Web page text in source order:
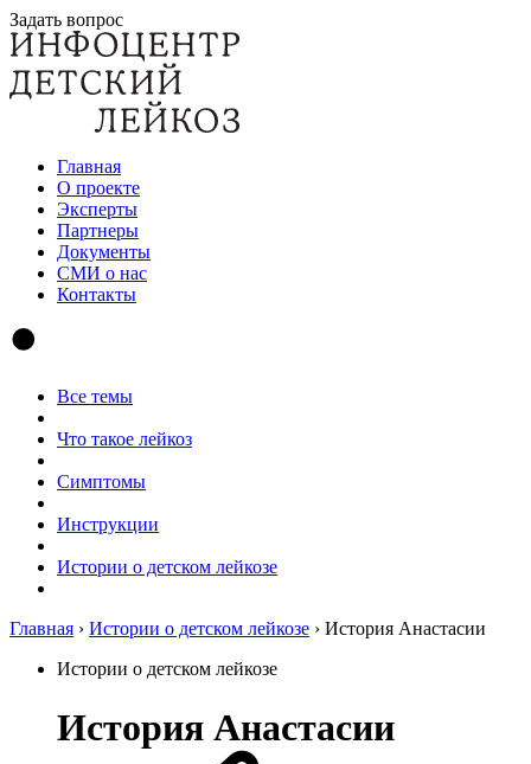
Задать вопрос
Главная
О проекте
Эксперты
Партнеры
Документы
СМИ о нас
Контакты
Все темы
Что такое лейкоз
Симптомы
Инструкции
Истории о детском лейкозе
Главная › Истории о детском лейкозе › История Анастасии
Истории о детском лейкозе
История Анастасии